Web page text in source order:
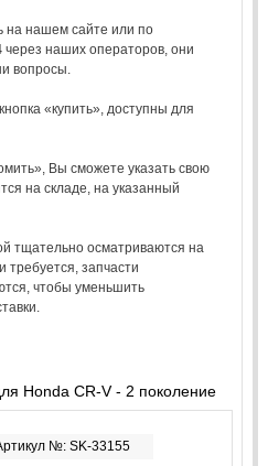
на нашем сайте или по
через наших операторов, они
вопросы.
«купить», доступны для
Вы сможете указать свою
на складе, на указанный
тщательно осматриваются на
запчасти
чтобы уменьшить
Honda CR-V - 2 поколение
№: SK-33155